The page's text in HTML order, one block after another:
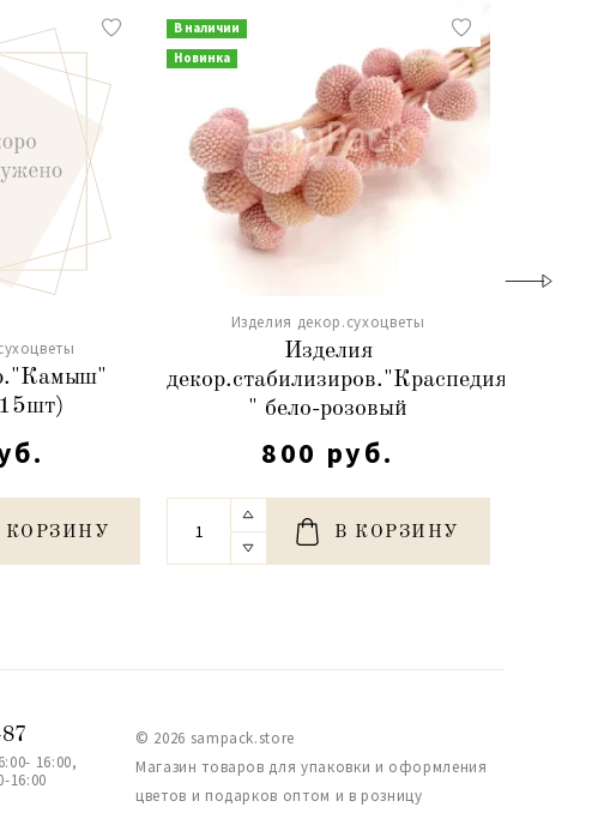
КОРЗИНУ
В наличии
Новинка
Изделия декор.сухоцветы
Изделия
декор.стабилизиров."Краспедия
" бело-розовый
800 руб.
В КОРЗИНУ
16:00,
16:00
© 2026 sampack.store
Магазин товаров для упаковки и оформления
цветов и подарков оптом и в розницу